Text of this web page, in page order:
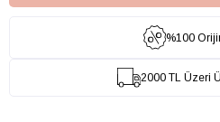
%100
2000 TL Üzeri